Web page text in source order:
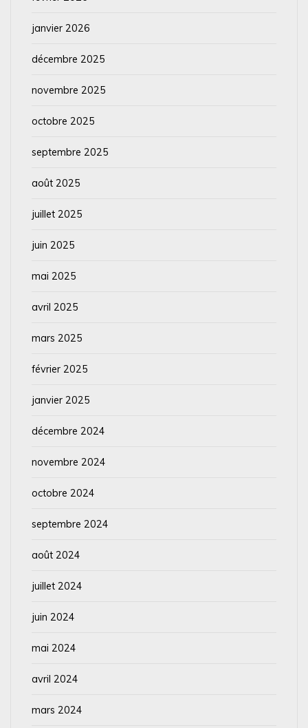
janvier 2026
décembre 2025
novembre 2025
octobre 2025
septembre 2025
août 2025
juillet 2025
juin 2025
mai 2025
avril 2025
mars 2025
février 2025
janvier 2025
décembre 2024
novembre 2024
octobre 2024
septembre 2024
août 2024
juillet 2024
juin 2024
mai 2024
avril 2024
mars 2024